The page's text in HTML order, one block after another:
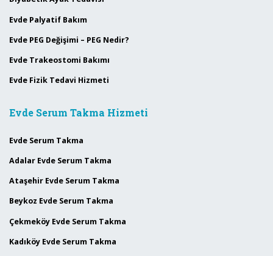
Evde Palyatif Bakım
Evde PEG Değişimi – PEG Nedir?
Evde Trakeostomi Bakımı
Evde Fizik Tedavi Hizmeti
Evde Serum Takma Hizmeti
Evde Serum Takma
Adalar Evde Serum Takma
Ataşehir Evde Serum Takma
Beykoz Evde Serum Takma
Çekmeköy Evde Serum Takma
Kadıköy Evde Serum Takma